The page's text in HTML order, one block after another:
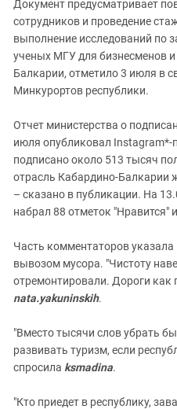
Документ предусматривает
сотрудников и проведение
выполнение исследований по
ученых МГУ для бизнесменов
Балкарии, отметило 3 июля в
Минкурортов республики.
Отчет министерства о
июля опубликовал Instagram*-
подписано около 513 тысяч
отрасль Кабардино-Балкарии
– сказано в публикации. На
набрал 88 отметок "Нравится"
Часть комментаторов
вывозом мусора. "Чистоту
отремонтировали. Дороги как
nata.yakuninskih.
"Вместо тысячи слов убрать
развивать туризм, если
спросила ksmadina.
"Кто приедет в республику,